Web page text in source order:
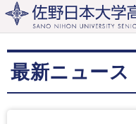
最新ニュース